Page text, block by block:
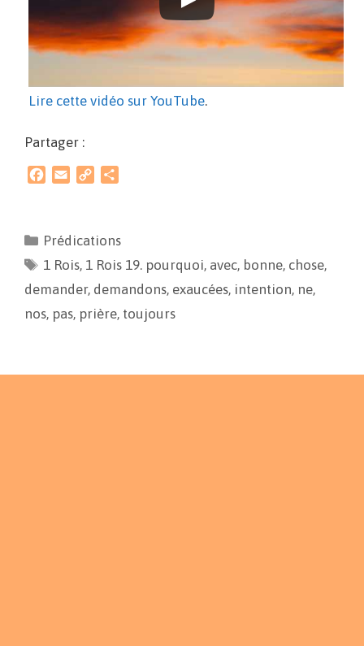
Lire cette vidéo sur YouTube.
Partager :
b
o
l
L
i
n
a
g
Prédications
1 Rois, 1 Rois 19. pourquoi, avec, bonne, chose,
demander, demandons, exaucées, intention, ne,
nos, pas, prière, toujours